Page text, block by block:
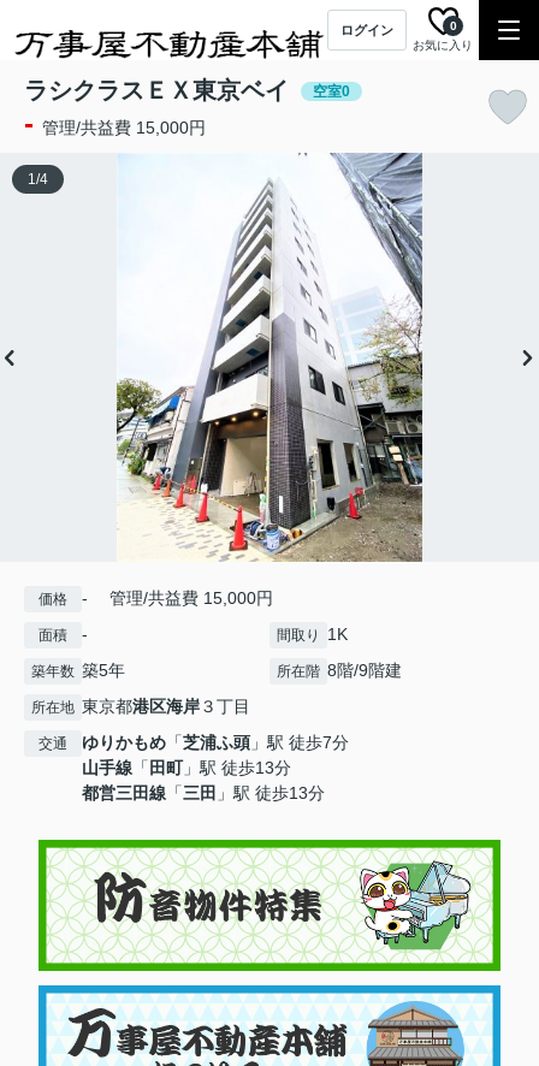
ログイン
お気に入り
0
ラシクラスＥＸ東京ベイ 空室0
- 管理/共益費 15,000円
1/4
価格 - 管理/共益費 15,000円
面積 - 間取り 1K
築年数 築5年 所在階 8階/9階建
所在地 東京都港区海岸３丁目
交通 ゆりかもめ 「芝浦ふ頭 」駅 徒歩7分
山手線 「 田町」駅 徒歩13分
都営三田線 「三田 」駅 徒歩13分